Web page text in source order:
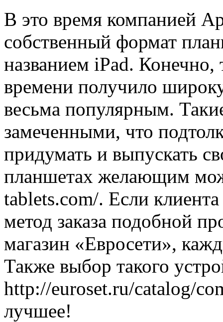
В это время компанией
собственный формат
названием iPad. Конечно,
времени получило
весьма популярным.
замеченными, что
придумать и выпускать
планшетах желающим
tablets.com/. Если
метод заказа подобной
магазин «Евросети»,
Также выбор такого
http://euroset.ru/catalog/
лучшее!